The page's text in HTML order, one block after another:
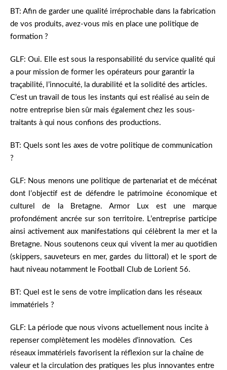
BT: Afin de garder une qualité irréprochable dans la fabrication
de vos produits, avez-vous mis en place une politique de
formation ?
GLF: Oui. Elle est sous la responsabilité du service qualité qui
a pour mission de former les opérateurs pour garantir la
traçabilité, l’innocuité, la durabilité et la solidité des articles.
C’est un travail de tous les instants qui est réalisé au sein de
notre entreprise bien sûr mais également chez les sous-
traitants à qui nous confions des productions.
BT: Quels sont les axes de votre politique de communication
?
GLF: Nous menons une politique de partenariat et de mécénat
dont l’objectif est de défendre le patrimoine économique et
culturel de la Bretagne. Armor Lux est une marque
profondément ancrée sur son territoire. L’entreprise participe
ainsi activement aux manifestations qui célèbrent la mer et la
Bretagne. Nous soutenons ceux qui vivent la mer au quotidien
(skippers, sauveteurs en mer, gardes du littoral) et le sport de
haut niveau notamment le Football Club de Lorient 56.
BT: Quel est le sens de votre implication dans les réseaux
immatériels ?
GLF: La période que nous vivons actuellement nous incite à
repenser complètement les modèles d’innovation. Ces
réseaux immatériels favorisent la réflexion sur la chaîne de
valeur et la circulation des pratiques les plus innovantes entre